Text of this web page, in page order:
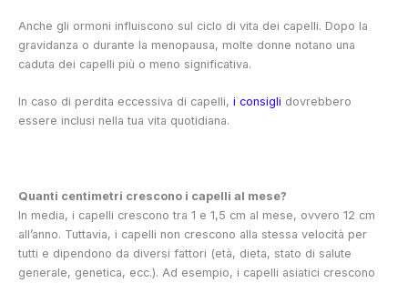
Anche gli ormoni influiscono sul ciclo di vita dei capelli. Dopo la
gravidanza o durante la menopausa, molte donne notano una
caduta dei capelli più o meno significativa.
In caso di perdita eccessiva di capelli, i consigli dovrebbero
essere inclusi nella tua vita quotidiana.
Quanti centimetri crescono i capelli al mese?
In media, i capelli crescono tra 1 e 1,5 cm al mese, ovvero 12 cm
all’anno. Tuttavia, i capelli non crescono alla stessa velocità per
tutti e dipendono da diversi fattori (età, dieta, stato di salute
generale, genetica, ecc.). Ad esempio, i capelli asiatici crescono